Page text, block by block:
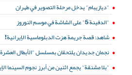
"ديازيبام" يدخل مرحلة التصوير في طهران
"الدفينة 5" على الشاشة في موسم النوروز
شاهد: قصة جريمة هزت الدبلوماسية الإيرانية!
نجمان جديدان يلتحقان بمسلسل "الأبطال
"بلا مشنقة" يجمع اثنين من أبرز نجوم السينما